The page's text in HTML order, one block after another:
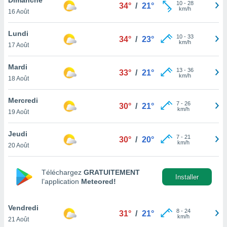
et
»,
au
vous
qu'ils
ou
le
ainsi
un
la
du
16 Août
34° / 21° 10- 28
km/h
Lundi
17 Août
34° / 23° 10- 33
km/h
Mardi
18 Août
33° / 21° 13- 36
km/h
Mercredi
19 Août
30° / 21° 7- 26
km/h
Jeudi
20 Août
30° / 20° 7- 21
km/h
Téléchargez GRATUITEMENT
l’application Meteored!
Installer
Vendredi
21 Août
31° / 21° 8- 24
km/h